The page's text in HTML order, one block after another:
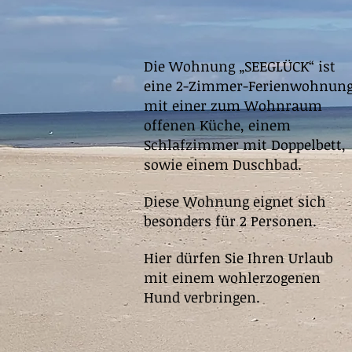
Die Wohnung „SEEGLÜCK“ ist
eine 2-Zimmer-
mit einer zum Wohnraum
offenen Küche, einem
Schlafzimmer mit Doppelbett,
sowie einem Duschbad.
Diese Wohnung eignet sich
besonders für 2 Personen.
Hier dürfen Sie Ihren Urlaub
mit einem wohlerzogenen
Hund verbringen.